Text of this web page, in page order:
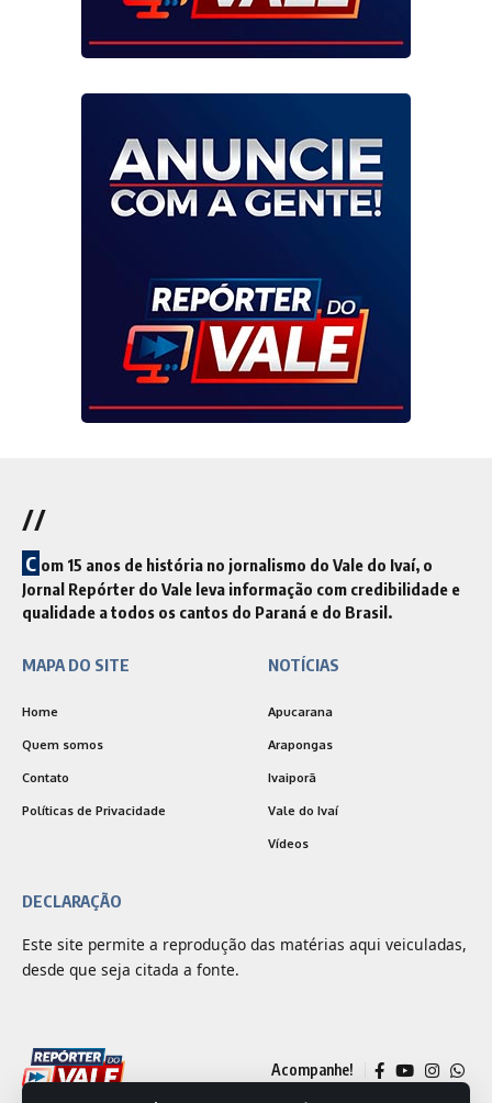
//
C om 15 anos de história no jornalismo do Vale do Ivaí, o
Jornal Repórter do Vale leva informação com credibilidade e
qualidade a todos os cantos do Paraná e do Brasil.
MAPA DO SITE
Home
Quem somos
Contato
Políticas de Privacidade
NOTÍCIAS
Apucarana
Arapongas
Ivaiporã
Vale do Ivaí
Vídeos
DECLARAÇÃO
Este site permite a reprodução das matérias aqui veiculadas,
desde que seja citada a fonte.
Acompanhe!